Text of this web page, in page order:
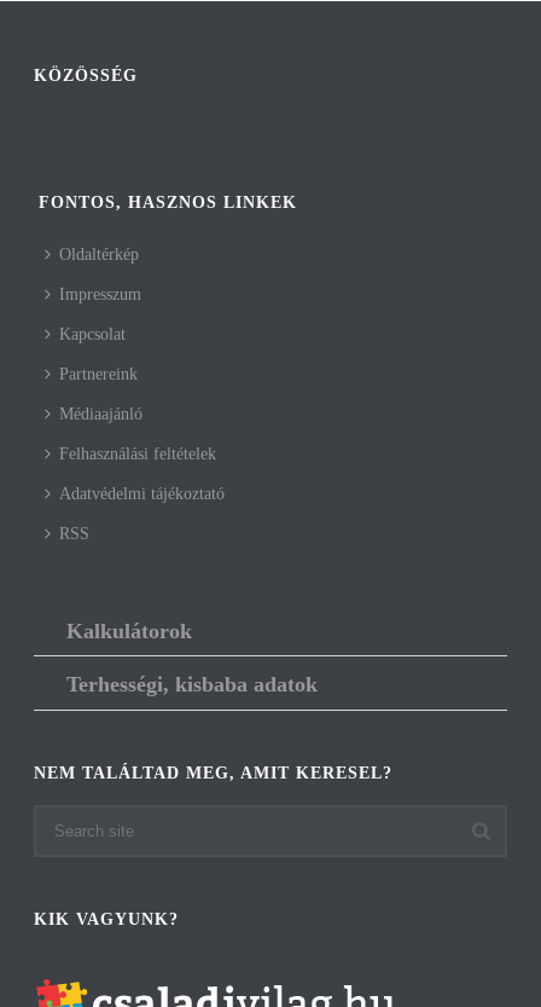
KÖZÖSSÉG
FONTOS, HASZNOS LINKEK
Oldaltérkép
Impresszum
Kapcsolat
Partnereink
Médiaajánló
Felhasználási feltételek
Adatvédelmi tájékoztató
RSS
Kalkulátorok
Terhességi, kisbaba adatok
NEM TALÁLTAD MEG, AMIT KERESEL?
KIK VAGYUNK?